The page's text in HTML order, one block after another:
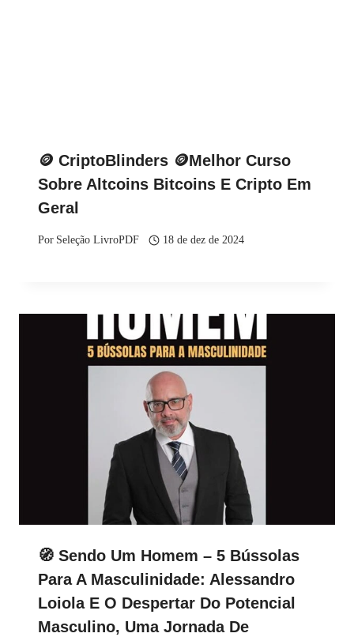
🪙 CriptoBlinders 🪙Melhor Curso
Sobre Altcoins Bitcoins E Cripto Em
Geral
Por Seleção LivroPDF 18 de dez de 2024
🧭 Sendo Um Homem – 5 Bússolas
Para A Masculinidade: Alessandro
Loiola E O Despertar Do Potencial
Masculino, Uma Jornada De